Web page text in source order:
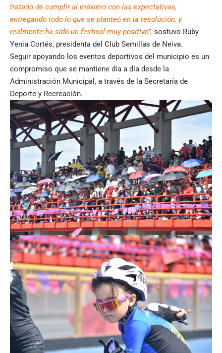
tratado de cumplir al máximo con las expectativas,
entregando todo lo que se planteó en la resolución, y
realmente ha sido un festival muy positivo”, sostuvo Ruby
Yenia Cortés, presidenta del Club Semillas de Neiva.
Seguir apoyando los eventos deportivos del municipio es un
compromiso que se mantiene día a día desde la
Administración Municipal, a través de la Secretaría de
Deporte y Recreación.